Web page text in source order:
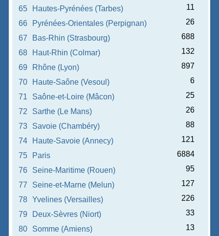
65
Hautes-Pyrénées (Tarbes)
11
66
Pyrénées-Orientales (Perpignan)
26
67
Bas-Rhin (Strasbourg)
688
68
Haut-Rhin (Colmar)
132
69
Rhône (Lyon)
897
70
Haute-Saône (Vesoul)
6
71
Saône-et-Loire (Mâcon)
25
72
Sarthe (Le Mans)
26
73
Savoie (Chambéry)
88
74
Haute-Savoie (Annecy)
121
75
Paris
6884
76
Seine-Maritime (Rouen)
95
77
Seine-et-Marne (Melun)
127
78
Yvelines (Versailles)
226
79
Deux-Sèvres (Niort)
33
80
Somme (Amiens)
13